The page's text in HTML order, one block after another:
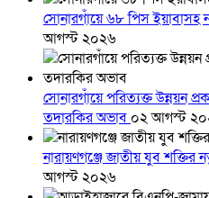
সোনারগাঁয়ে ৬৮ পিস ইয়াবাসহ
আগস্ট ২০২৬
সোনারগাঁয়ে পরিত্যক্ত উন্নয়ন
তদারকির অভাব ০২ আগস্ট
নারায়ণগঞ্জে জাতীয় যুব শক্তির
আগস্ট ২০২৬